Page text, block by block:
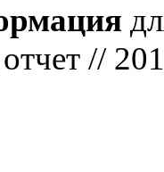
//